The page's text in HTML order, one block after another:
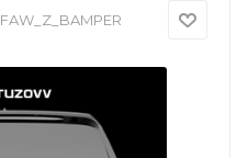
FAW_Z_BAMPER